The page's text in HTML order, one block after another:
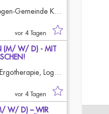
vor 4 Tagen
(M/ W/ D) - MIT
vor 4 Tagen
W/ D) – WIR